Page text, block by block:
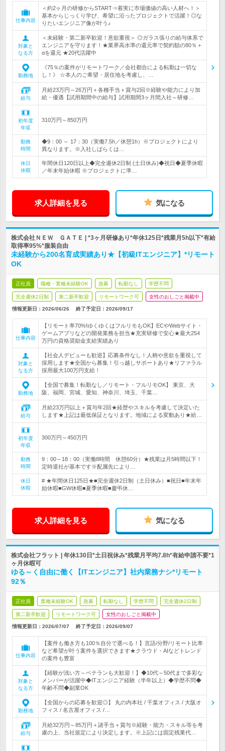
仕事内容
＜約2ヶ月の研修からSTART⇒着実に市場価値の高い人材へ！＞
基本からじっくり学び、希望に沿ったプロジェクトで活躍！◎な
りたいエンジニア像が叶う♪
対象と
なる方
＜未経験・第二新卒歓迎！意欲重視＞ ◎ガラス張りの給与体系で
エンジニアを守ります！★業界高水準の還元率で契約額の80％＋
αを還元 ★20代活躍中
勤務地
《75％の案件がリモートワーク／会社都合による転勤は一切な
し！》 ☆本人のご希望・居住地を考慮し、…
給与
月給23万円～26万円＋各種手当＋賞与2回※経験や能力により加
給・優遇【試用期間中の給与】試用期間3ヶ月間入社～研修…
初年度
年収
310万円～850万円
勤務
時間
◆9：00 ～ 17：30（実働7.5h／休憩1h）※プロジェクトにより
異なります。※入社しばらくは…
休日
休暇
年間休日120日以上◆完全週休2日制 (土日休み)◆祝日◆夏季休暇
／年末年始休暇 ※プロジェクトに準…
求人詳細を見る 気になる
株式会社ＮＥＷ ＧＡＴＥ | *3ヶ月研修あり*年休125日*残業月5h以下*有給
取得率95%*服装自由
未経験から200名育成実績あり★【初級ITエンジニア】*リモート
OK
正社員 職種・業種未経験OK 急募 転勤なし 学歴不問
完全週休2日制 第二新卒歓迎 リモートワーク可 女性のおしごと掲載中
情報更新日：2026/06/26 終了予定日： 2026/09/17
仕事内容
【リモート率70%!ゆくゆくはフルリモもOK】ECやWebサイト・
ゲームアプリなどの開発業務を担当★充実研修で安心★最大254
万円の資格奨励金支給実績あり
対象と
なる方
【社会人デビューも歓迎】応募条件なし！人柄や意欲を重視して
採用します★全国から募集！引っ越しサポートあり★リファラル
採用最大100万円支給！
勤務地
【全国で募集！転勤なし／リモート・フルリモOK】 東京、大
阪、福岡、宮城、愛知、神奈川、埼玉、千葉…
給与
月給23万円以上＋賞与年2回★経歴やスキルを考慮して決定いた
します★上記は最低保証となります。地域による変動あり★給…
初年度
年収
300万円～450万円
勤務
時間
9：00～18：00（実働8時間 休憩60分）★残業は月5時間以下！
定時退社が基本です※配属先により…
休日
休暇
# ★年間休日125日★■完全週休2日制（土日休み）■祝日■年末年
始休暇■GW休暇■夏季休暇■慶弔休…
求人詳細を見る 気になる
株式会社フラット | 年休130日*土日祝休み*残業月平均7.8h*有給申請不要*1
ヶ月休暇可
ゆる～く自由に働く【ITエンジニア】社内業務ナシ*リモート
92％
正社員 業種未経験OK 急募 転勤なし 学歴不問 完全週休2日制
第二新卒歓迎 リモートワーク可 女性のおしごと掲載中
情報更新日：2026/07/07 終了予定日： 2026/09/07
仕事内容
【案件も働き方も100％自分で選べる！】言語/分野/リモート比率
など希望が叶う案件を選択できます★クラウド・AIなどトレンド
の案件も豊富
対象と
なる方
【経験が浅い方～ベテランも大歓迎！】◆10代～50代まで多彩な
メンバーが活躍中◆ITエンジニア経験（半年以上）◆学歴不問◆
年齢不問◆副業OK
勤務地
【全国からの応募を歓迎◎】 丸の内本社 / 千葉オフィス / 大阪オ
フィス / 名古屋オフィス /…
給与
月給32万円～85万円＋諸手当＋賞与※経験・能力・スキル等を考
慮の上、当社規定により決定します。※上記には固定残業代…